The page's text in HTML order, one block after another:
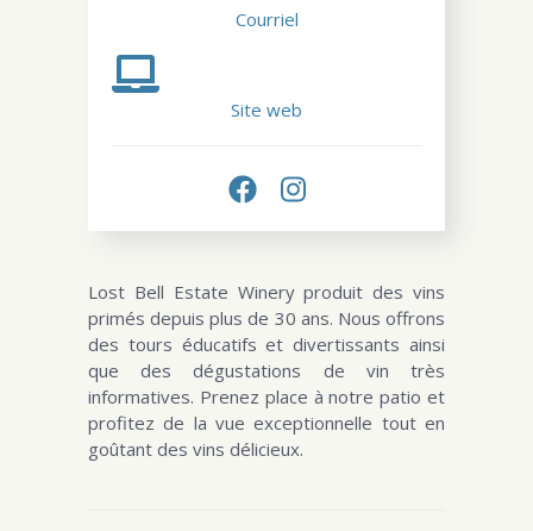
Courriel
Site web
Lost Bell Estate Winery produit des vins
primés depuis plus de 30 ans. Nous offrons
des tours éducatifs et divertissants ainsi
que des dégustations de vin très
informatives. Prenez place à notre patio et
profitez de la vue exceptionnelle tout en
goûtant des vins délicieux.